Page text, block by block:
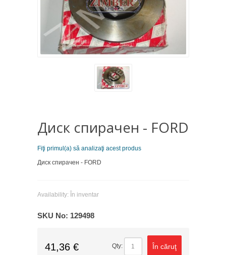
Диск спирачен - FORD
Fiţi primul(a) să analizaţi acest produs
Диск спирачен - FORD
Availability: În inventar
SKU No: 129498
41,36 € Qty: În căruţ